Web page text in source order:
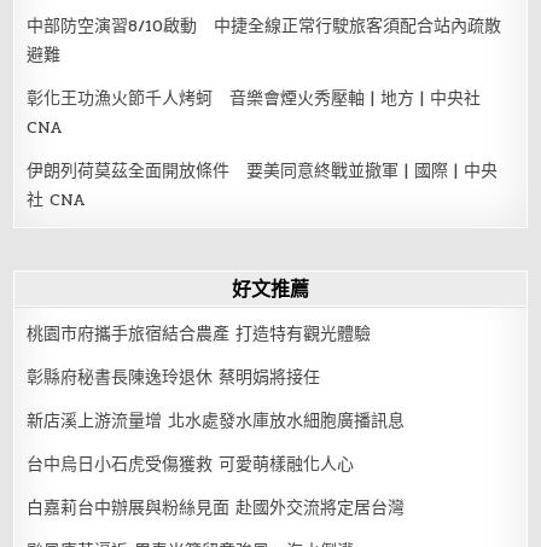
中部防空演習8/10啟動 中捷全線正常行駛旅客須配合站內疏散
避難
彰化王功漁火節千人烤蚵 音樂會煙火秀壓軸 | 地方 | 中央社
CNA
伊朗列荷莫茲全面開放條件 要美同意終戰並撤軍 | 國際 | 中央
社 CNA
好文推薦
桃園市府攜手旅宿結合農產 打造特有觀光體驗
彰縣府秘書長陳逸玲退休 蔡明娟將接任
新店溪上游流量增 北水處發水庫放水細胞廣播訊息
台中烏日小石虎受傷獲救 可愛萌樣融化人心
白嘉莉台中辦展與粉絲見面 赴國外交流將定居台灣